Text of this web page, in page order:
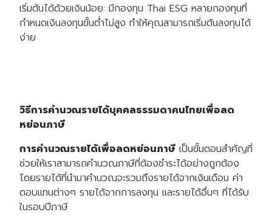
เริ่มต้นได้ด้วยเงินน้อย: มีกองทุน Thai ESG หลายกองทุนที่
กำหนดเงินลงทุนขั้นต่ำไม่สูง ทำให้คุณสามารถเริ่มต้นลงทุนได้
ง่าย
วิธีการคำนวณรายได้บุคคลธรรมดาคนไทยเพื่อลด
หย่อนภาษี
การคำนวณรายได้เพื่อลดหย่อนภาษี เป็นขั้นตอนสำคัญที่
ช่วยให้เราสามารถคำนวณภาษีที่ต้องชำระได้อย่างถูกต้อง
โดยรายได้ที่นำมาคำนวณจะรวมถึงรายได้จากเงินเดือน ค่า
ตอบแทนต่างๆ รายได้จากการลงทุน และรายได้อื่นๆ ที่ได้รับ
ในรอบปีภาษี